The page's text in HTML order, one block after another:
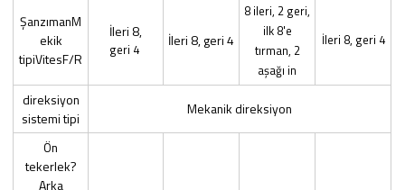
ŞanzımanM
ekik
tipiVitesF/R
İleri 8,
geri 4 İleri 8, geri 4
8 ileri, 2 geri,
ilk 8'e
tırman, 2
aşağı in
İleri 8, geri 4
direksiyon
sistemi tipi
Mekanik direksiyon
Ön
tekerlek?
Arka